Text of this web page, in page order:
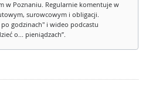
w Poznaniu. Regularnie komentuje w
surowcowym i obligacji.
po godzinach" i wideo podcastu
o... pieniądzach”.